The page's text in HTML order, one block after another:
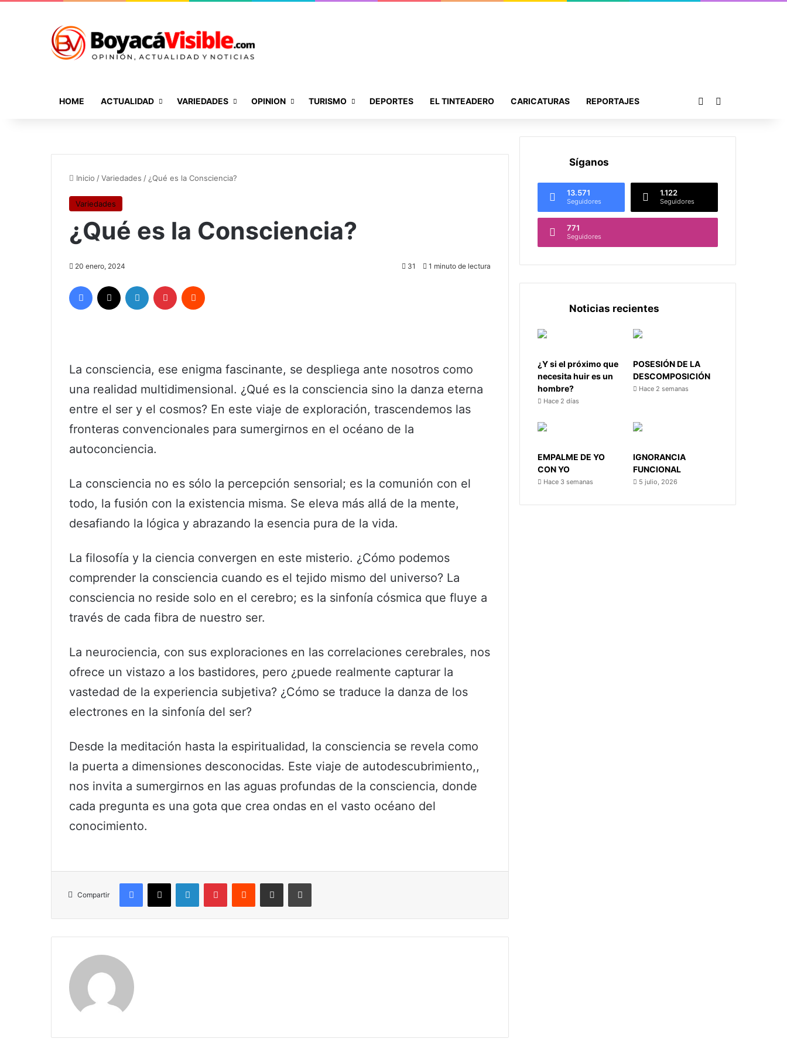
HOME ACTUALIDAD VARIEDADES OPINION TURISMO DEPORTES EL TINTEADERO CARICATURAS REPORTAJES Publicación al azar
Inicio /Variedades / ¿Qué es la Consciencia?
Variedades
¿Qué es la Consciencia?
20 enero, 2024 31 1 minuto de lectura
Facebook LinkedIn Pinterest
La consciencia, ese enigma fascinante, se despliega ante nosotros como
una realidad multidimensional. ¿Qué es la consciencia sino la danza eterna
entre el ser y el cosmos? En este viaje de exploración, trascendemos las
fronteras convencionales para sumergirnos en el océano de la
autoconciencia.
La consciencia no es sólo la percepción sensorial; es la comunión con el
todo, la fusión con la existencia misma. Se eleva más allá de la mente,
desafiando la lógica y abrazando la esencia pura de la vida.
La filosofía y la ciencia convergen en este misterio. ¿Cómo podemos
comprender la consciencia cuando es el tejido mismo del universo? La
consciencia no reside solo en el cerebro; es la sinfonía cósmica que fluye a
través de cada fibra de nuestro ser.
La neurociencia, con sus exploraciones en las correlaciones cerebrales, nos
ofrece un vistazo a los bastidores, pero ¿puede realmente capturar la
vastedad de la experiencia subjetiva? ¿Cómo se traduce la danza de los
electrones en la sinfonía del ser?
Desde la meditación hasta la espiritualidad, la consciencia se revela como
la puerta a dimensiones desconocidas. Este viaje de autodescubrimiento,,
nos invita a sumergirnos en las aguas profundas de la consciencia, donde
cada pregunta es una gota que crea ondas en el vasto océano del
conocimiento.
Compartir
Facebook
X LinkedInPinterestReddit Compartir por correo electrónicoImprimir
Síganos
13.571
Seguidores
1.122
Seguidores
771
Seguidores
Noticias recientes
¿Y si el próximo que
necesita huir es un
hombre?
Hace 2 días
POSESIÓN DE LA
DESCOMPOSICIÓN
Hace 2 semanas
EMPALME DE YO
CON YO
Hace 3 semanas
IGNORANCIA
FUNCIONAL
5 julio, 2026